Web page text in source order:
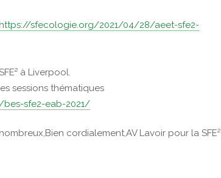
sfecologie.org/2021/04/28/aeet-sfe2-
à Liverpool.
sessions thématiques
sfe2-eab-2021/
cordialement,AV Lavoir pour la SFE²